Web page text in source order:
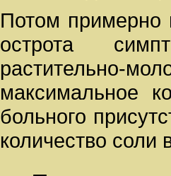
Потом примерно
острота
растительно-
максимальное
больного
количество соли